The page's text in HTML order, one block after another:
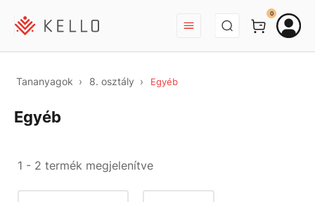
BEJELENTKEZÉS
0
Tananyagok 8. osztály Egyéb
Egyéb
1 - 2 termék megjelenítve